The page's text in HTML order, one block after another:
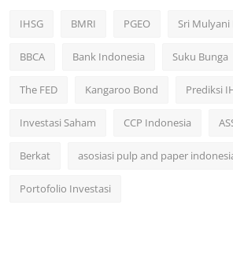
IHSG BMRI PGEO Sri
BBCA Bank Indonesia Suku Bunga
The FED Kangaroo Bond Prediksi
Investasi Saham CCP Indonesia
Berkat asosiasi pulp and paper
Portofolio Investasi